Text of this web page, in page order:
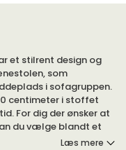
et stilrent design og
som
i sofagruppen.
centimeter i stoffet
For dig der ønsker at
du vælge blandt et
med længereLæs mere